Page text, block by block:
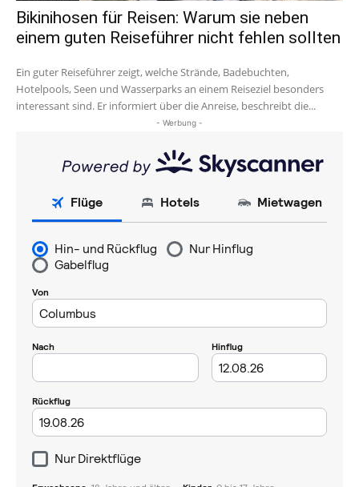
Bikinihosen für Reisen: Warum sie neben
einem guten Reiseführer nicht fehlen sollten
Ein guter Reiseführer zeigt, welche Strände, Badebuchten,
Hotelpools, Seen und Wasserparks an einem Reiseziel besonders
interessant sind. Er informiert über die Anreise, beschreibt die...
- Werbung -